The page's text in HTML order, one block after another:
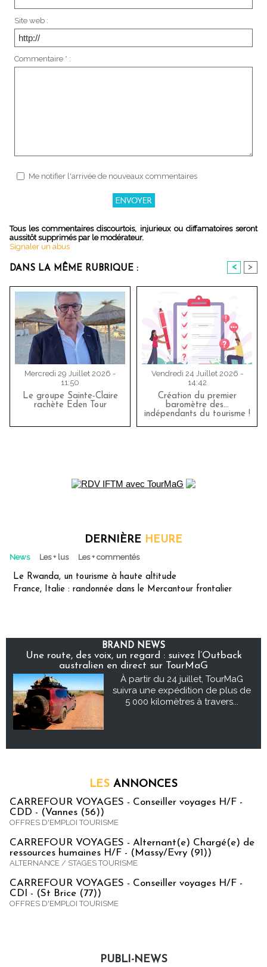
Site web :
Commentaire * :
Me notifier l'arrivée de nouveaux commentaires
Tous les commentaires discourtois, injurieux ou diffamatoires seront
aussitôt supprimés par le modérateur.
Signaler un abus
DANS LA MÊME RUBRIQUE : < >
Mercredi 29 Juillet 2026 -
11:50
Le groupe Sainte-Claire
rachète Eden Tour
Vendredi 24 Juillet 2026 -
14:42
Création du premier
baromètre des…
indépendants du tourisme !
DERNIÈRE HEURE
News Les + lus Les + commentés
Le Rwanda, un tourisme à haute altitude
France, Italie : randonnée dans le Mercantour frontalier
BRAND NEWS
Une route, des voix, un regard : suivez l’Outback
australien en direct sur TourMaG
À partir du 24 juillet, TourMaG
suivra une expédition de plus de
5 000 kilomètres à travers...
LES ANNONCES
CARREFOUR VOYAGES - Conseiller voyages H/F -
CDD - (Vannes (56))
OFFRES D'EMPLOI TOURISME
CARREFOUR VOYAGES - Alternant(e) Chargé(e) de
ressources humaines H/F - (Massy/Evry (91))
ALTERNANCE / STAGES TOURISME
CARREFOUR VOYAGES - Conseiller voyages H/F -
CDI - (St Brice (77))
OFFRES D'EMPLOI TOURISME
PUBLI-NEWS